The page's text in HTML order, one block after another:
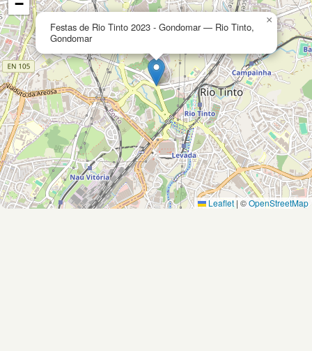
Festas de Rio Tinto 2023 - Gondomar — Rio Tinto,
Gondomar
×
−
Leaflet | ©OpenStreetMap